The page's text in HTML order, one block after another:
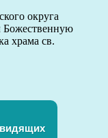
округа
Божественную
храма св.